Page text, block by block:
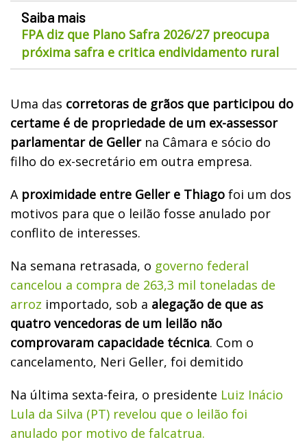
Saiba mais
FPA diz que Plano Safra 2026/27 preocupa
próxima safra e critica endividamento rural
Uma das corretoras de grãos que participou do
certame é de propriedade de um ex-assessor
parlamentar de Gellerna Câmara e sócio do
filho do ex-secretário em outra empresa.
A proximidade entre Geller e Thiago foi um dos
motivos para que o leilão fosse anulado por
conflito de interesses.
Na semana retrasada, o governo federal
cancelou a compra de 263,3 mil toneladas de
arroz importado, sob a alegação de que as
quatro vencedoras de um leilão não
comprovaram capacidade técnica. Com o
cancelamento, Neri Geller, foi demitido
Na última sexta-feira, o presidente Luiz Inácio
Lula da Silva (PT) revelou que o leilão foi
anulado por motivo de falcatrua.